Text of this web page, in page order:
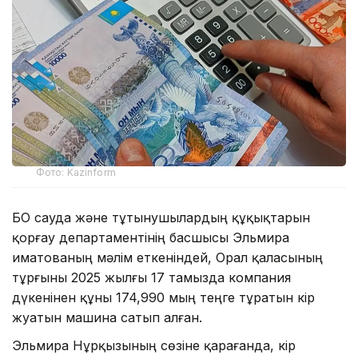
Фото: Kazinform
БҚО сауда және тұтынушылардың құқықтарын
қорғау департаментінің басшысы Эльмира
Қиматованың мәлім еткеніндей, Орал қаласының
тұрғыны 2025 жылғы 17 тамызда компания
дүкенінен құны 174,990 мың теңге тұратын кір
жуатын машина сатып алған.
Эльмира Нұрқызының сөзіне қарағанда, кір